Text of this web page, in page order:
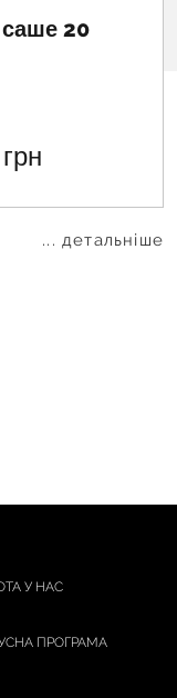
20
грн
... детальніше
У НАС
ПРОГРАМА